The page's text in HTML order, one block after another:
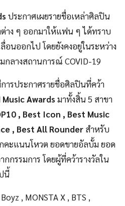
ประกาศเผยรายชื่อเหล่าศิลปิน
ต่าง ๆ ออกมาให้แฟน ๆ ได้ทราบ
นออกไป โดยยังคงอยู่ในระหว่าง
ลางสถานการณ์ COVID-19
ารประกาศรายชื่อศิลปินที่คว้า
Music Awardsมาทั้งสิ้น 5 สาขา
, Best Icon , Best Music
, Best All Rounder สำหรับ
คะแนนโหวต ยอดขายอัลบั้ม ยอด
กรรมการ โดยผู้ที่คว้ารางวัลใน
นี้
, MONSTA X , BTS ,